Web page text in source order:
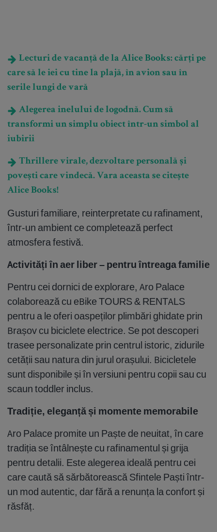
Lecturi de vacanță de la Alice Books: cărți pe
care să le iei cu tine la plajă, în avion sau în
serile lungi de vară
Alegerea inelului de logodnă. Cum să
transformi un simplu obiect într-un simbol al
iubirii
Thrillere virale, dezvoltare personală și
povești care vindecă. Vara aceasta se citește
Alice Books!
Gusturi familiare, reinterpretate cu rafinament,
într-un ambient ce completează perfect
atmosfera festivă.
Activități în aer liber – pentru întreaga familie
Pentru cei dornici de explorare, Aro Palace
colaborează cu eBike TOURS & RENTALS
pentru a le oferi oaspeților plimbări ghidate prin
Brașov cu biciclete electrice. Se pot descoperi
trasee personalizate prin centrul istoric, zidurile
cetății sau natura din jurul orașului. Bicicletele
sunt disponibile și în versiuni pentru copii sau cu
scaun toddler inclus.
Tradiție, eleganță și momente memorabile
Aro Palace promite un Paște de neuitat, în care
tradiția se întâlnește cu rafinamentul și grija
pentru detalii. Este alegerea ideală pentru cei
care caută să sărbătorească Sfintele Paști într-
un mod autentic, dar fără a renunța la confort și
răsfăț.